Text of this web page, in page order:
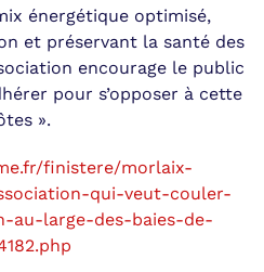
énergétique optimisé,
et préservant la santé des
encourage le public
pour s’opposer à cette
».
finistere/morlaix-
qui-veut-couler-
au-large-des-baies-de-